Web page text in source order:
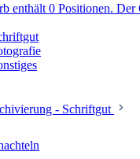
enthält 0 Positionen. Der
- Schriftgut